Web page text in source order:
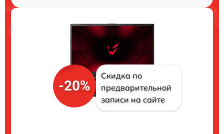
-20%
Скидка по
предварительной
записи на сайте